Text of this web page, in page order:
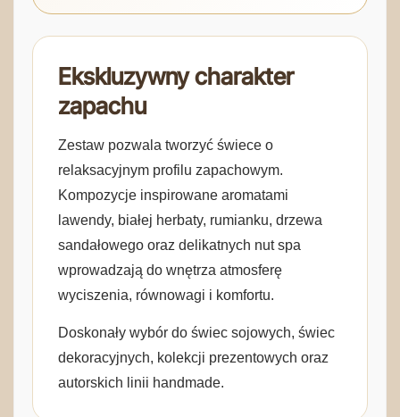
Ekskluzywny charakter
zapachu
Zestaw pozwala tworzyć świece o
relaksacyjnym profilu zapachowym.
Kompozycje inspirowane aromatami
lawendy, białej herbaty, rumianku, drzewa
sandałowego oraz delikatnych nut spa
wprowadzają do wnętrza atmosferę
wyciszenia, równowagi i komfortu.
Doskonały wybór do świec sojowych, świec
dekoracyjnych, kolekcji prezentowych oraz
autorskich linii handmade.